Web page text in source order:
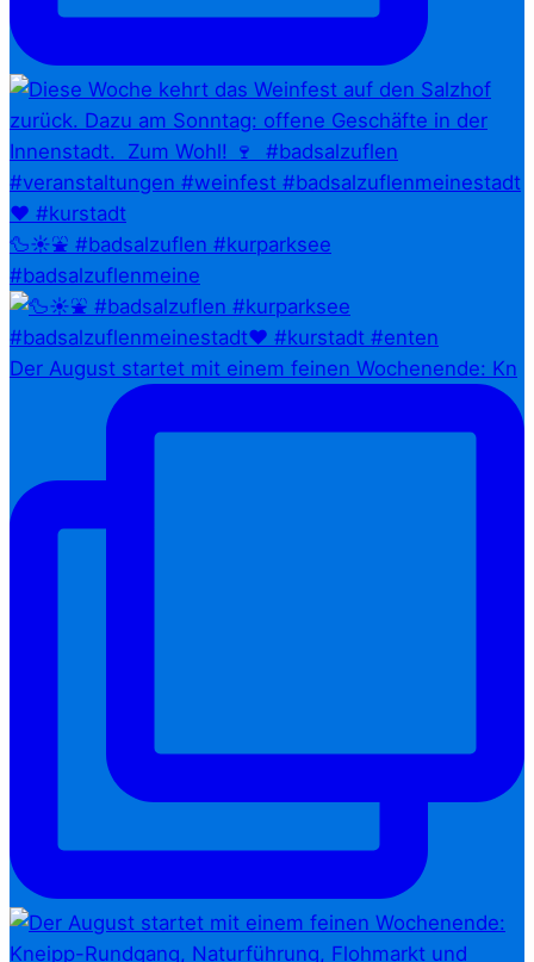
🦆☀️⛲ #badsalzuflen #kurparksee
#badsalzuflenmeine
Der August startet mit einem feinen Wochenende: Kn